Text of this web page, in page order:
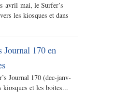
avril-mai, le Surfer’s
les kiosques et dans
Journal 170 en
Journal 170 (dec-janv-
kiosques et les boites...